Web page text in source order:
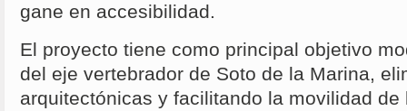
gane en accesibilidad.
El proyecto tiene como principal objetivo
del eje vertebrador de Soto de la Marina,
arquitectónicas y facilitando la movilidad de